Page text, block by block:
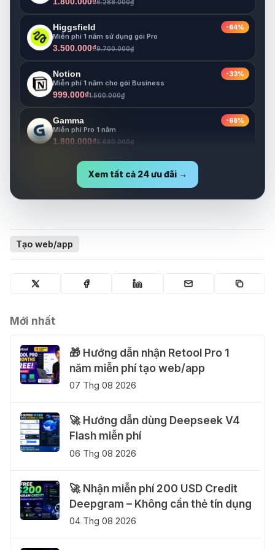
-64%
Higgsfield
Miễn phí 1 năm sử dụng gói Pro
3.500.000₫9.700.000₫
-33%
Notion
Miễn phí 1 năm cho gói Business
999.000₫1.500.000₫
-68%
Gamma
Miễn phí Pro 1 năm
1.800.000₫ 5.680.000₫
Miễn phí Pro 1 năm
1.800.000₫6.630.000₫
Xem tất cả 24 ưu đãi →
Tạo web/app
Mới nhất
🎁 Hướng dẫn nhận Retool Pro 1
năm miễn phí tạo web/app
07 Thg 08 2026
🚀 Hướng dẫn dùng Deepseek V4
Flash miễn phí
06 Thg 08 2026
🚀 Nhận miễn phí 200 USD Credit
Deepgram – Không cần thẻ tín dụng
04 Thg 08 2026